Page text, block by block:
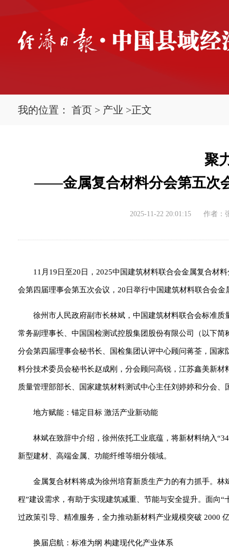
我的位置： 首页 > 产业 >正文
聚
——金属复合材料分会第五次
2025-11-22 20:01:15 作者：
11月19日至20日，2025中国建筑材料联合会金属复合材
会第四届理事会第五次会议，20日举行中国建筑材料联合会
徐州市人民政府副市长林斌，中国建筑材料联合会标准
常务副理事长、中国国检测试控股集团股份有限公司（以下
分会第四届理事会秘书长、国检集团认评中心顾问蒋荃，国
料分技术委员会秘书长赵成刚，分会顾问高锐，江苏鑫美新
质量管理部部长、国家建筑材料测试中心主任刘婷婷和分会
地方赋能：锚定目标 激活产业新动能
林斌在致辞中介绍，徐州依托工业底蕴，将新材料纳入
新型建材、高端金属、功能纤维等细分领域。
金属复合材料将成为徐州培育新质生产力的有力抓手。
程”建设需求，有助于实现建筑减重、节能与安全提升。面向
过政策引导、精准服务，全力推动新材料产业规模突破 2000
换届启航：标准为纲 构建现代化产业体系